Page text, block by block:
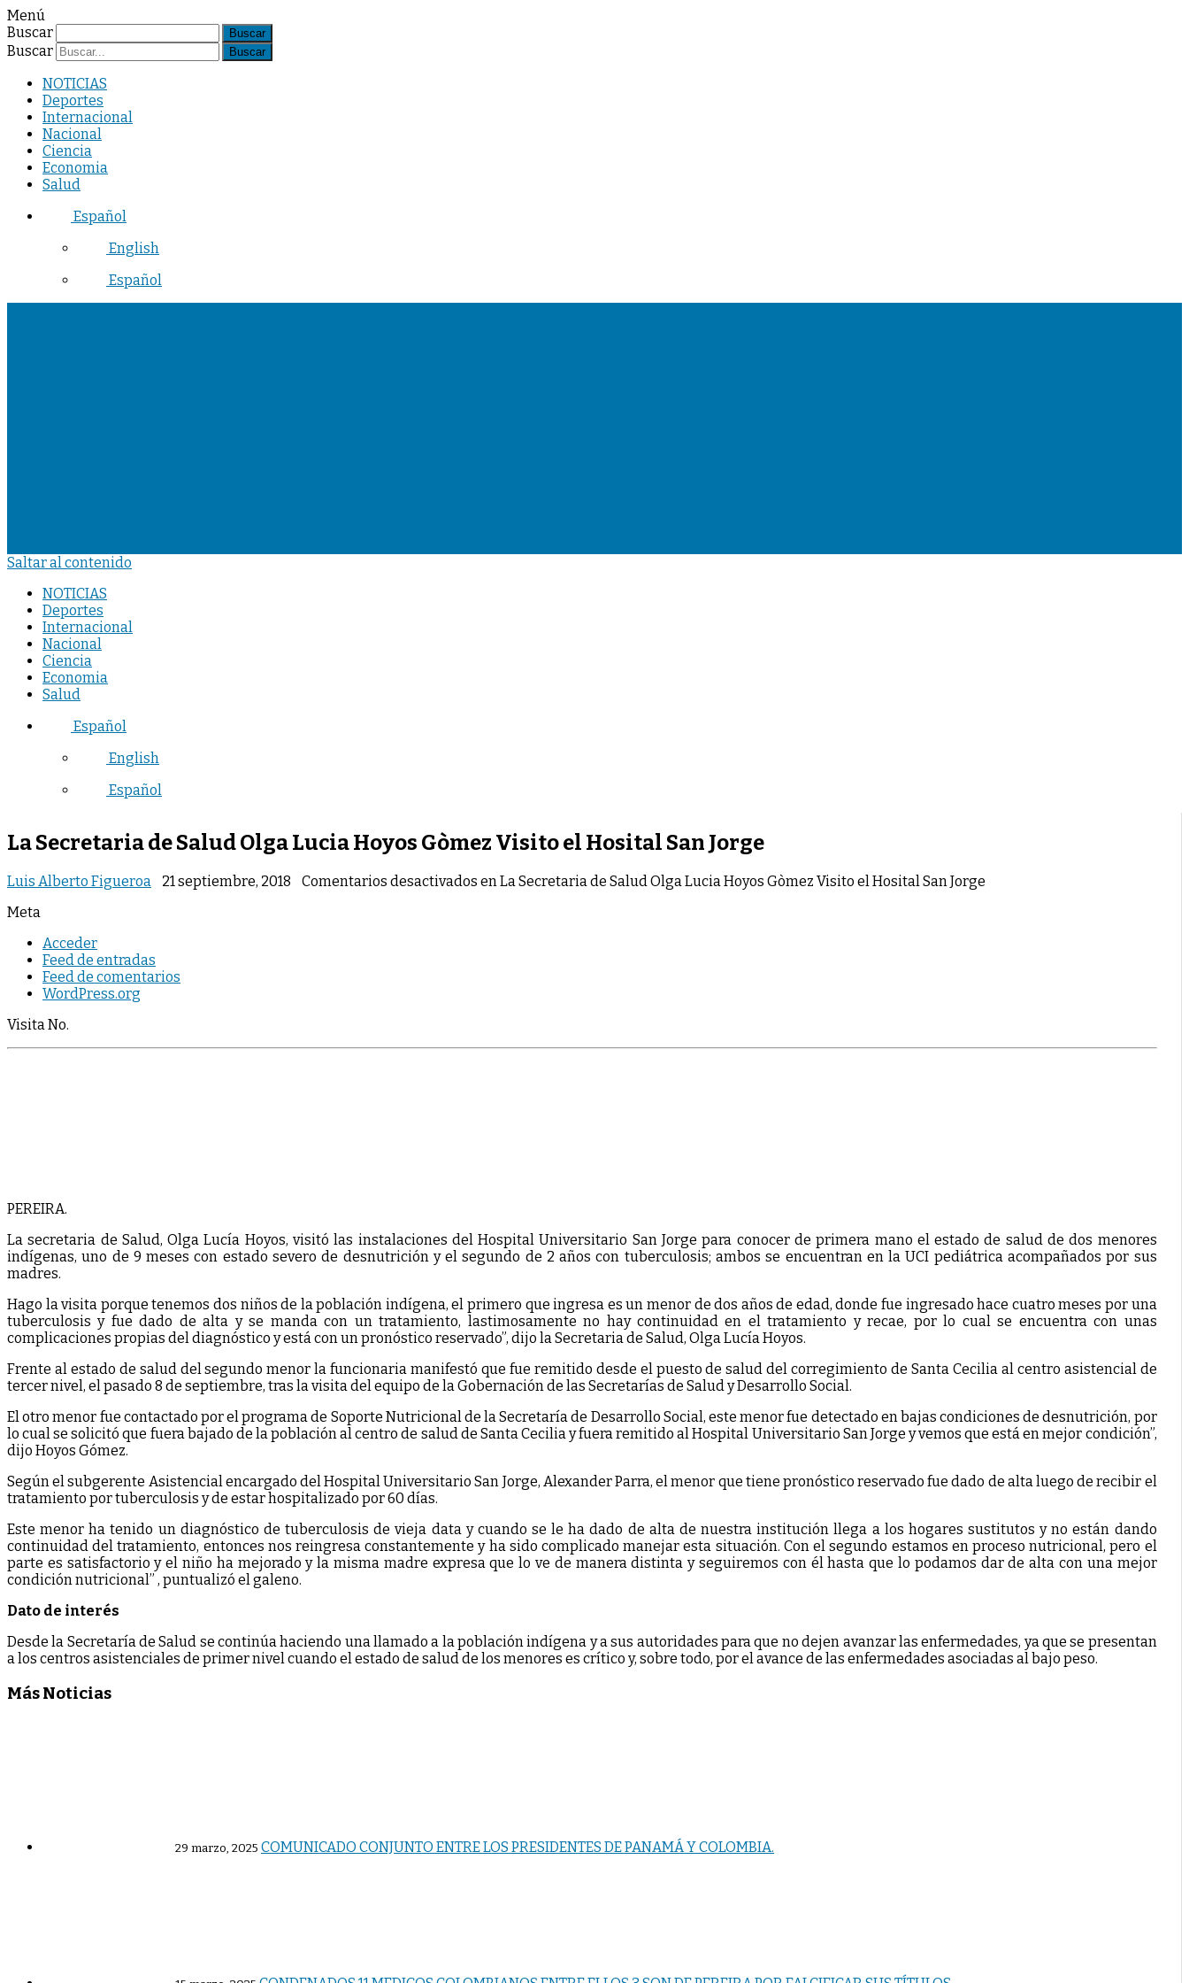
Menú
Buscar
Buscar
NOTICIAS
Deportes
Internacional
Nacional
Ciencia
Economia
Salud
Español
English
Español
Saltar al contenido
NOTICIAS
Deportes
Internacional
Nacional
Ciencia
Economia
Salud
Español
English
Español
La Secretaria de Salud Olga Lucia Hoyos Gòmez Visito el Hosital San Jorge
Luis Alberto Figueroa 21 septiembre, 2018 Comentarios desactivados en La Secretaria de Salud Olga Lucia Hoyos Gòmez Visito el Hosital San Jorge
Meta
Acceder
Feed de entradas
Feed de comentarios
WordPress.org
Visita No.
PEREIRA.
La secretaria de Salud, Olga Lucía Hoyos, visitó las instalaciones del Hospital Universitario San Jorge para conocer de primera mano el estado de salud de dos menores
indígenas, uno de 9 meses con estado severo de desnutrición y el segundo de 2 años con tuberculosis; ambos se encuentran en la UCI pediátrica acompañados por sus
madres.
Hago la visita porque tenemos dos niños de la población indígena, el primero que ingresa es un menor de dos años de edad, donde fue ingresado hace cuatro meses por una
tuberculosis y fue dado de alta y se manda con un tratamiento, lastimosamente no hay continuidad en el tratamiento y recae, por lo cual se encuentra con unas
complicaciones propias del diagnóstico y está con un pronóstico reservado”, dijo la Secretaria de Salud, Olga Lucía Hoyos.
Frente al estado de salud del segundo menor la funcionaria manifestó que fue remitido desde el puesto de salud del corregimiento de Santa Cecilia al centro asistencial de
tercer nivel, el pasado 8 de septiembre, tras la visita del equipo de la Gobernación de las Secretarías de Salud y Desarrollo Social.
El otro menor fue contactado por el programa de Soporte Nutricional de la Secretaría de Desarrollo Social, este menor fue detectado en bajas condiciones de desnutrición, por
lo cual se solicitó que fuera bajado de la población al centro de salud de Santa Cecilia y fuera remitido al Hospital Universitario San Jorge y vemos que está en mejor condición”,
dijo Hoyos Gómez.
Según el subgerente Asistencial encargado del Hospital Universitario San Jorge, Alexander Parra, el menor que tiene pronóstico reservado fue dado de alta luego de recibir el
tratamiento por tuberculosis y de estar hospitalizado por 60 días.
Este menor ha tenido un diagnóstico de tuberculosis de vieja data y cuando se le ha dado de alta de nuestra institución llega a los hogares sustitutos y no están dando
continuidad del tratamiento, entonces nos reingresa constantemente y ha sido complicado manejar esta situación. Con el segundo estamos en proceso nutricional, pero el
parte es satisfactorio y el niño ha mejorado y la misma madre expresa que lo ve de manera distinta y seguiremos con él hasta que lo podamos dar de alta con una mejor
condición nutricional” , puntualizó el galeno.
Dato de interés
Desde la Secretaría de Salud se continúa haciendo una llamado a la población indígena y a sus autoridades para que no dejen avanzar las enfermedades, ya que se presentan
a los centros asistenciales de primer nivel cuando el estado de salud de los menores es crítico y, sobre todo, por el avance de las enfermedades asociadas al bajo peso.
Más Noticias
29 marzo, 2025 COMUNICADO CONJUNTO ENTRE LOS PRESIDENTES DE PANAMÁ Y COLOMBIA.